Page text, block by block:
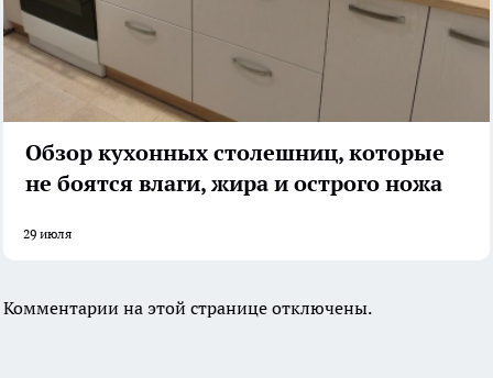
Обзор кухонных столешниц, которые
не боятся влаги, жира и острого ножа
29 июля
Комментарии на этой странице отключены.